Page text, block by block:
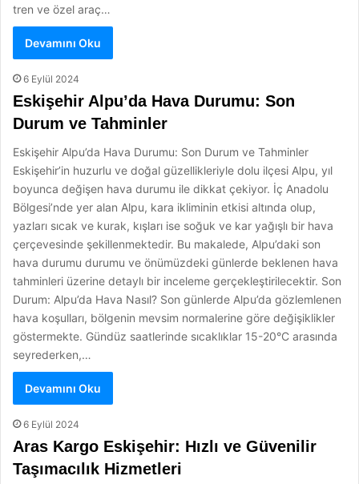
tren ve özel araç…
Devamını Oku
6 Eylül 2024
Eskişehir Alpu’da Hava Durumu: Son
Durum ve Tahminler
Eskişehir Alpu’da Hava Durumu: Son Durum ve Tahminler
Eskişehir’in huzurlu ve doğal güzellikleriyle dolu ilçesi Alpu, yıl
boyunca değişen hava durumu ile dikkat çekiyor. İç Anadolu
Bölgesi’nde yer alan Alpu, kara ikliminin etkisi altında olup,
yazları sıcak ve kurak, kışları ise soğuk ve kar yağışlı bir hava
çerçevesinde şekillenmektedir. Bu makalede, Alpu’daki son
hava durumu durumu ve önümüzdeki günlerde beklenen hava
tahminleri üzerine detaylı bir inceleme gerçekleştirilecektir. Son
Durum: Alpu’da Hava Nasıl? Son günlerde Alpu’da gözlemlenen
hava koşulları, bölgenin mevsim normalerine göre değişiklikler
göstermekte. Gündüz saatlerinde sıcaklıklar 15-20°C arasında
seyrederken,…
Devamını Oku
6 Eylül 2024
Aras Kargo Eskişehir: Hızlı ve Güvenilir
Taşımacılık Hizmetleri